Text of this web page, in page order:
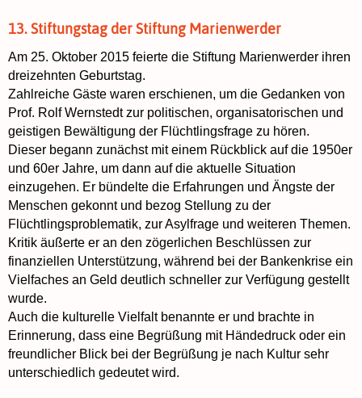
13. Stiftungstag der Stiftung Marienwerder
Am 25. Oktober 2015 feierte die Stiftung Marienwerder ihren
dreizehnten Geburtstag.
Zahlreiche Gäste waren erschienen, um die Gedanken von
Prof. Rolf Wernstedt zur politischen, organisatorischen und
geistigen Bewältigung der Flüchtlingsfrage zu hören.
Dieser begann zunächst mit einem Rückblick auf die 1950er
und 60er Jahre, um dann auf die aktuelle Situation
einzugehen. Er bündelte die Erfahrungen und Ängste der
Menschen gekonnt und bezog Stellung zu der
Flüchtlingsproblematik, zur Asylfrage und weiteren Themen.
Kritik äußerte er an den zögerlichen Beschlüssen zur
finanziellen Unterstützung, während bei der Bankenkrise ein
Vielfaches an Geld deutlich schneller zur Verfügung gestellt
wurde.
Auch die kulturelle Vielfalt benannte er und brachte in
Erinnerung, dass eine Begrüßung mit Händedruck oder ein
freundlicher Blick bei der Begrüßung je nach Kultur sehr
unterschiedlich gedeutet wird.